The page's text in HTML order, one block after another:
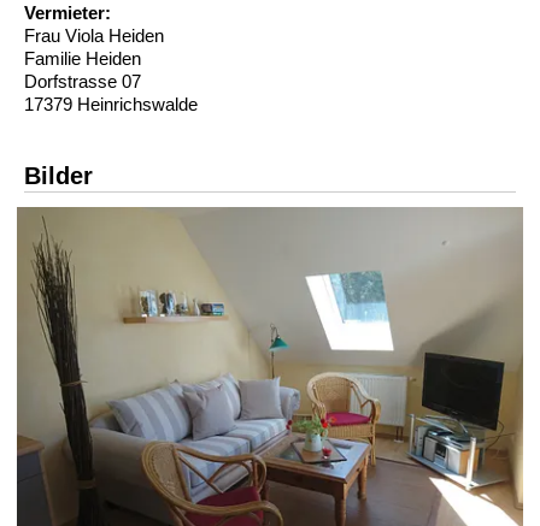
Vermieter:
Frau Viola Heiden
Familie Heiden
Dorfstrasse 07
17379 Heinrichswalde
Bilder